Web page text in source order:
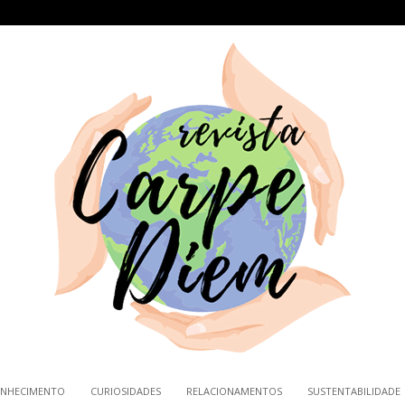
CURIOSIDADES RELACIONAMENTOS SUSTENTABILIDADE